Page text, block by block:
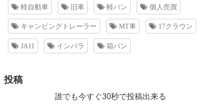
軽自動車 旧車 軽バン 個人売買
キャンピングトレーラー MT車 17クラウン
JA11 インパラ 箱バン
投稿
誰でも今すぐ30秒で投稿出来る